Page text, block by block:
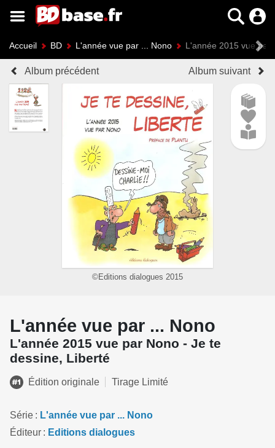
Accueil BD L'année vue par ... Nono L'année 2015 vue par
Album précédent Album suivant
©Editions dialogues 2015
L'année vue par ... Nono
L'année 2015 vue par Nono - Je te
dessine, Liberté
Édition originale Tirage Limité
Série
L'année vue par ... Nono
Éditeur
Editions dialogues